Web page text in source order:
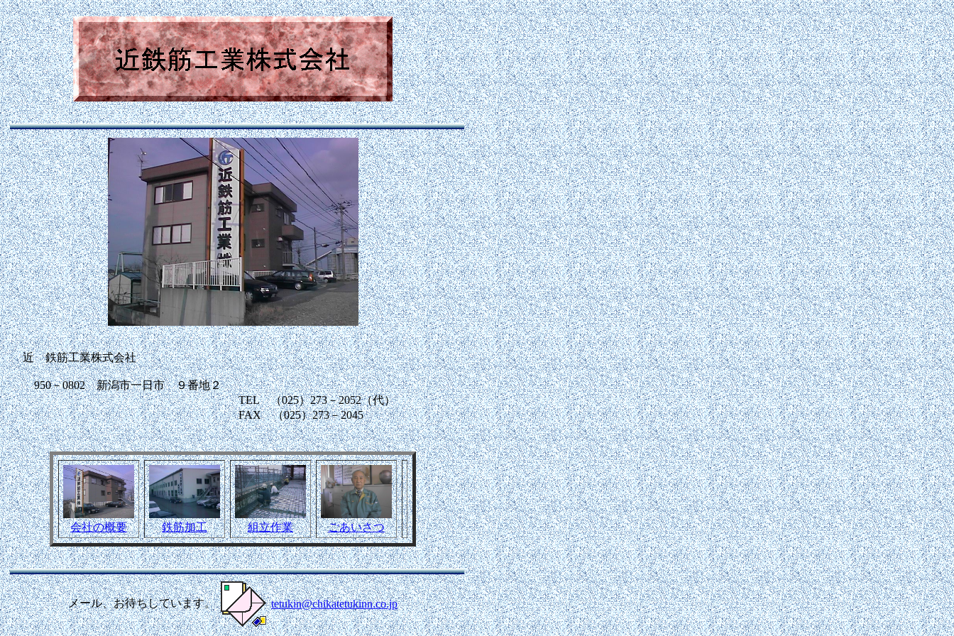
近 鉄筋工業株式会社
950－0802 新潟市一日市 ９番地２
TEL （025）273－2052（代）
FAX （025）273－2045
会社の概要 鉄筋加工 組立作業 ごあいさつ
メール、お待ちしています。 tetukin@chikatetukinn.co.jp